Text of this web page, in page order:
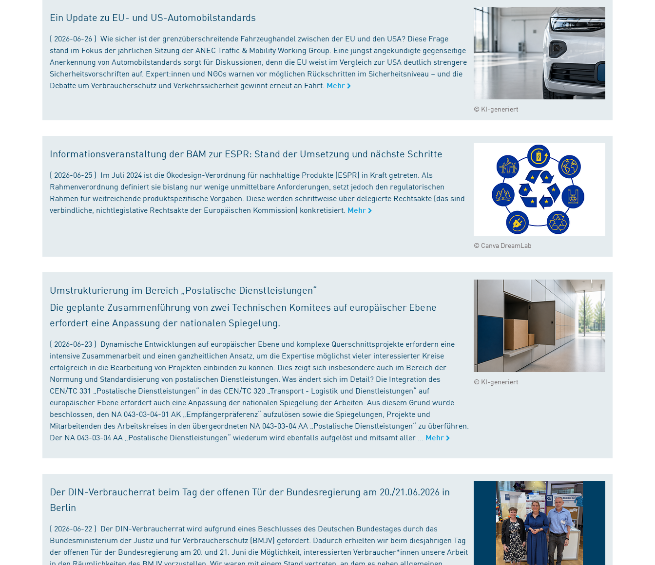
© KI-generiert
Ein Update zu EU- und US-Automobilstandards
( 2026-06-26 ) Wie sicher ist der grenzüberschreitende Fahrzeughandel zwischen der EU und den USA? Diese Frage
stand im Fokus der jährlichen Sitzung der ANEC Traffic & Mobility Working Group. Eine jüngst angekündigte gegenseitige
Anerkennung von Automobilstandards sorgt für Diskussionen, denn die EU weist im Vergleich zur USA deutlich strengere
Sicherheitsvorschriften auf. Expert:innen und NGOs warnen vor möglichen Rückschritten im Sicherheitsniveau – und die
Debatte um Verbraucherschutz und Verkehrssicherheit gewinnt erneut an Fahrt. Mehr
© Canva DreamLab
Informationsveranstaltung der BAM zur ESPR: Stand der Umsetzung und nächste Schritte
( 2026-06-25 ) Im Juli 2024 ist die Ökodesign-Verordnung für nachhaltige Produkte (ESPR) in Kraft getreten. Als
Rahmenverordnung definiert sie bislang nur wenige unmittelbare Anforderungen, setzt jedoch den regulatorischen
Rahmen für weitreichende produktspezifische Vorgaben. Diese werden schrittweise über delegierte Rechtsakte (das sind
verbindliche, nichtlegislative Rechtsakte der Europäischen Kommission) konkretisiert. Mehr
© KI-generiert
Umstrukturierung im Bereich „Postalische Dienstleistungen“
Die geplante Zusammenführung von zwei Technischen Komitees auf europäischer Ebene
erfordert eine Anpassung der nationalen Spiegelung.
( 2026-06-23 ) Dynamische Entwicklungen auf europäischer Ebene und komplexe Querschnittsprojekte erfordern eine
intensive Zusammenarbeit und einen ganzheitlichen Ansatz, um die Expertise möglichst vieler interessierter Kreise
erfolgreich in die Bearbeitung von Projekten einbinden zu können. Dies zeigt sich insbesondere auch im Bereich der
Normung und Standardisierung von postalischen Dienstleistungen. Was ändert sich im Detail? Die Integration des
CEN/TC 331 „Postalische Dienstleistungen“ in das CEN/TC 320 „Transport - Logistik und Dienstleistungen“ auf
europäischer Ebene erfordert auch eine Anpassung der nationalen Spiegelung der Arbeiten. Aus diesem Grund wurde
beschlossen, den NA 043-03-04-01 AK „Empfängerpräferenz“ aufzulösen sowie die Spiegelungen, Projekte und
Mitarbeitenden des Arbeitskreises in den übergeordneten NA 043-03-04 AA „Postalische Dienstleistungen“ zu überführen.
Der NA 043-03-04 AA „Postalische Dienstleistungen“ wiederum wird ebenfalls aufgelöst und mitsamt aller ...
Mehr
Der DIN-Verbraucherrat beim Tag der offenen Tür der Bundesregierung am 20./21.06.2026 in
Berlin
( 2026-06-22 ) Der DIN-Verbraucherrat wird aufgrund eines Beschlusses des Deutschen Bundestages durch das
Bundesministerium der Justiz und für Verbraucherschutz (BMJV) gefördert. Dadurch erhielten wir beim diesjährigen Tag
der offenen Tür der Bundesregierung am 20. und 21. Juni die Möglichkeit, interessierten Verbraucher*innen unsere Arbeit